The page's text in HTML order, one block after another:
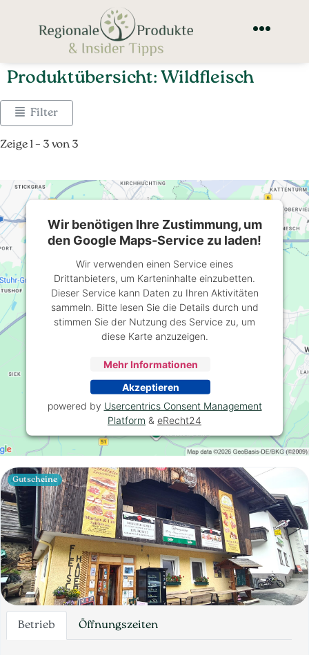
Produktübersicht: Wildfleisch
Filter
Zeige 1 – 3 von 3
Betrieb Öffnungszeiten
Gutscheine
Wir benötigen Ihre Zustimmung, um
den Google Maps-Service zu laden!
Wir verwenden einen Service eines
Drittanbieters, um Karteninhalte einzubetten.
Dieser Service kann Daten zu Ihren Aktivitäten
sammeln. Bitte lesen Sie die Details durch und
stimmen Sie der Nutzung des Service zu, um
diese Karte anzuzeigen.
Mehr Informationen
Akzeptieren
powered by Usercentrics Consent Management
Platform & eRecht24